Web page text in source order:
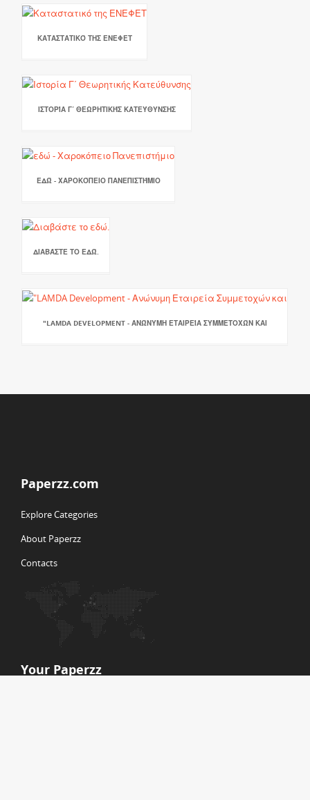
ΚΑΤΑΣΤΑΤΙΚΌ ΤΗΣ ΕΝΕΦΕΤ
ΙΣΤΟΡΊΑ Γ΄ ΘΕΩΡΗΤΙΚΉΣ ΚΑΤΕΎΘΥΝΣΗΣ
ΕΔΏ - ΧΑΡΟΚΌΠΕΙΟ ΠΑΝΕΠΙΣΤΉΜΙΟ
ΔΙΑΒΆΣΤΕ ΤΟ ΕΔΏ.
"LAMDA DEVELOPMENT - ΑΝΏΝΥΜΗ ΕΤΑΙΡΕΊΑ ΣΥΜΜΕΤΟΧΏΝ ΚΑΙ
Paperzz.com
Explore Categories
About Paperzz
Contacts
Your Paperzz